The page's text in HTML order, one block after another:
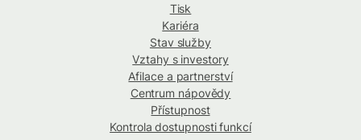
Tisk
Kariéra
Stav služby
Vztahy s investory
Afilace a partnerství
Centrum nápovědy
Přístupnost
Kontrola dostupnosti funkcí